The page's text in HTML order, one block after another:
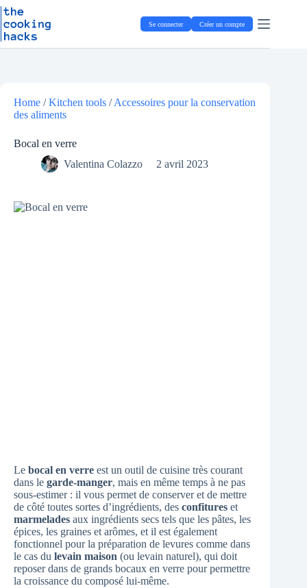
P
s
s
Passer
au
contenu
Se connecter Créer un compte
Home /Kitchen tools /Accessoires pour la conservation
des aliments
Bocal en verre
Valentina Colazzo
2 avril 2023
Le bocal en verre est un outil de cuisine très courant
dans le garde-manger, mais en même temps à ne pas
sous-estimer : il vous permet de conserver et de mettre
de côté toutes sortes d’ingrédients, des confitures et
marmelades aux ingrédients secs tels que les pâtes, les
épices, les graines et arômes, et il est également
fonctionnel pour la préparation de levures comme dans
le cas du levain maison (ou levain naturel), qui doit
reposer dans de grands bocaux en verre pour permettre
la croissance du composé lui-même.